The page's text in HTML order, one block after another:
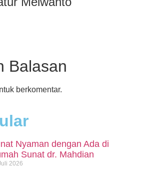
Balasan
berkomentar.
Nyaman dengan Ada di
Sunat dr. Mahdian
2026